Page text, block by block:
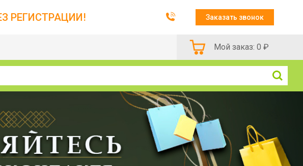
РЕГИСТРАЦИИ! Заказать звонок
Мой заказ: 0 ₽